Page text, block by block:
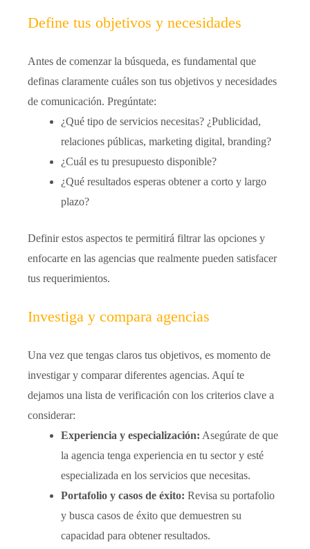
Define tus objetivos y necesidades
Antes de comenzar la búsqueda, es fundamental que
definas claramente cuáles son tus objetivos y necesidades
de comunicación. Pregúntate:
¿Qué tipo de servicios necesitas? ¿Publicidad,
relaciones públicas, marketing digital, branding?
¿Cuál es tu presupuesto disponible?
¿Qué resultados esperas obtener a corto y largo
plazo?
Definir estos aspectos te permitirá filtrar las opciones y
enfocarte en las agencias que realmente pueden satisfacer
tus requerimientos.
Investiga y compara agencias
Una vez que tengas claros tus objetivos, es momento de
investigar y comparar diferentes agencias. Aquí te
dejamos una lista de verificación con los criterios clave a
considerar:
Experiencia y especialización: Asegúrate de que
la agencia tenga experiencia en tu sector y esté
especializada en los servicios que necesitas.
Portafolio y casos de éxito: Revisa su portafolio
y busca casos de éxito que demuestren su
capacidad para obtener resultados.